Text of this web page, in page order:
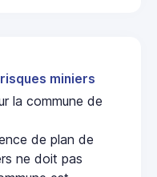
miniers
la commune de
de plan de
ne doit pas